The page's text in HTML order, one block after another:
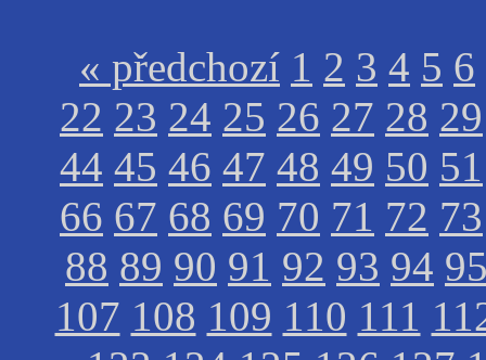
« předchozí 1 2 3 4 5 6
22 23 24 25 26 27 28 29
44 45 46 47 48 49 50 51
66 67 68 69 70 71 72 73
88 89 90 91 92 93 94
107 108 109 110 111